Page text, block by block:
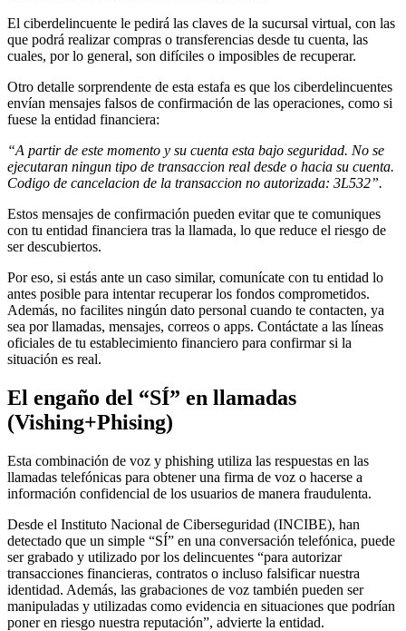
El ciberdelincuente le pedirá las claves de la sucursal virtual, con las
que podrá realizar compras o transferencias desde tu cuenta, las
cuales, por lo general, son difíciles o imposibles de recuperar.
Otro detalle sorprendente de esta estafa es que los ciberdelincuentes
envían mensajes falsos de confirmación de las operaciones, como si
fuese la entidad financiera:
“A partir de este momento y su cuenta esta bajo seguridad. No se
ejecutaran ningun tipo de transaccion real desde o hacia su cuenta.
Codigo de cancelacion de la transaccion no autorizada: 3L532”.
Estos mensajes de confirmación pueden evitar que te comuniques
con tu entidad financiera tras la llamada, lo que reduce el riesgo de
ser descubiertos.
Por eso, si estás ante un caso similar, comunícate con tu entidad lo
antes posible para intentar recuperar los fondos comprometidos.
Además, no facilites ningún dato personal cuando te contacten, ya
sea por llamadas, mensajes, correos o apps. Contáctate a las líneas
oficiales de tu establecimiento financiero para confirmar si la
situación es real.
El engaño del “SÍ” en llamadas
(Vishing+Phising)
Esta combinación de voz y phishing utiliza las respuestas en las
llamadas telefónicas para obtener una firma de voz o hacerse a
información confidencial de los usuarios de manera fraudulenta.
Desde el Instituto Nacional de Ciberseguridad (INCIBE), han
detectado que un simple “SÍ” en una conversación telefónica, puede
ser grabado y utilizado por los delincuentes “para autorizar
transacciones financieras, contratos o incluso falsificar nuestra
identidad. Además, las grabaciones de voz también pueden ser
manipuladas y utilizadas como evidencia en situaciones que podrían
poner en riesgo nuestra reputación”, advierte la entidad.